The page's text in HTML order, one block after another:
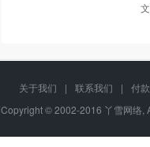
关于我们 | 联系我们 |
付
Copyright © 2002-2016 丫雪网络